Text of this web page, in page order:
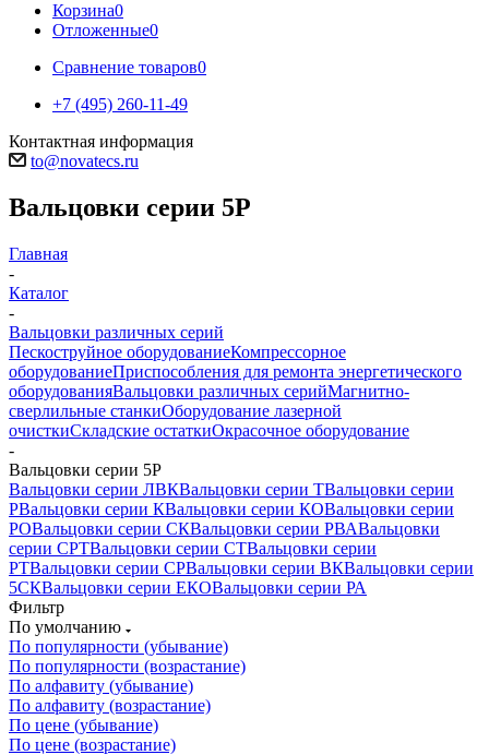
Корзина0
Отложенные0
Сравнение товаров0
+7 (495) 260-11-49
Контактная информация
to@novatecs.ru
Вальцовки серии 5Р
Главная
-
Каталог
-
Вальцовки различных серий
Пескоструйное оборудованиеКомпрессорное
оборудованиеПриспособления для ремонта энергетического
оборудованияВальцовки различных серийМагнитно-
сверлильные станкиОборудование лазерной
очисткиСкладские остаткиОкрасочное оборудование
-
Вальцовки серии 5Р
Вальцовки серии ЛВКВальцовки серии ТВальцовки серии
РВальцовки серии КВальцовки серии КОВальцовки серии
РОВальцовки серии СКВальцовки серии РВАВальцовки
серии СРТВальцовки серии СТВальцовки серии
РТВальцовки серии СРВальцовки серии ВКВальцовки серии
5СКВальцовки серии ЕКОВальцовки серии РА
Фильтр
По умолчанию
По популярности (убывание)
По популярности (возрастание)
По алфавиту (убывание)
По алфавиту (возрастание)
По цене (убывание)
По цене (возрастание)